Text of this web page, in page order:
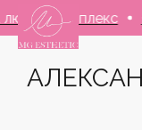
комплекс